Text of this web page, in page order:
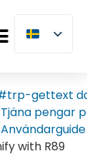
gettext
pengar
Användarguide
with R89